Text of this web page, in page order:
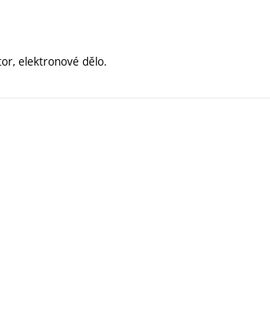
elektronové dělo.